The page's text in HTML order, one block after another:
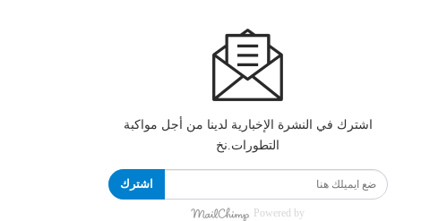
اشترك في النشرة الإخبارية لدينا من أجل مواكبة
التطورات.نخ
اشترك
Powered by